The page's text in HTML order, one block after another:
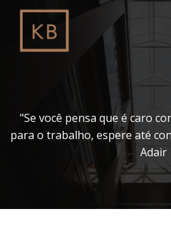
o
"Se você pensa que é caro
para o trabalho, espere até
Adair